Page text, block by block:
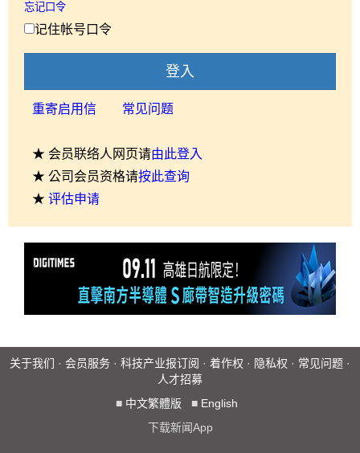
忘记口令
记住帐号口令
登入
重寄启用信 常见问题
★ 会员联络人网页请由此登入
★ 公司会员资格请按此查询
★ 评估申请
关于我们 · 会员服务 · 科技产业报订阅 · 着作权 · 隐私权 · 常见问题 ·
人才招募
■ 中文繁體版 ■ English
下载新闻App